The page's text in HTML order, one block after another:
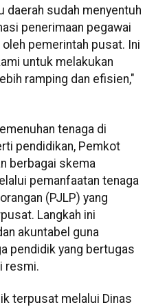
daerah sudah menyentuh
penerimaan pegawai
pemerintah pusat. Ini
untuk melakukan
ramping dan efisien,"
tenaga di
pendidikan, Pemkot
berbagai skema
pemanfaatan tenaga
(PJLP) yang
Langkah ini
akuntabel guna
pendidik yang bertugas
resmi.
terpusat melalui Dinas